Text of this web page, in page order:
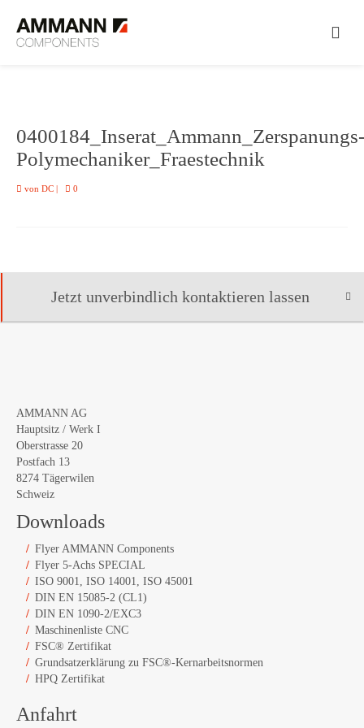
0400184_Inserat_Ammann_Zerspanungs-
Polymechaniker_Fraestechnik
von DC | 0
Jetzt unverbindlich kontaktieren lassen
AMMANN AG
Hauptsitz / Werk I
Oberstrasse 20
Postfach 13
8274 Tägerwilen
Schweiz
Downloads
Flyer AMMANN Components
Flyer 5-Achs SPECIAL
ISO 9001, ISO 14001, ISO 45001
DIN EN 15085-2 (CL1)
DIN EN 1090-2/EXC3
Maschinenliste CNC
FSC® Zertifikat
Grundsatzerklärung zu FSC®-Kernarbeitsnormen
HPQ Zertifikat
Anfahrt